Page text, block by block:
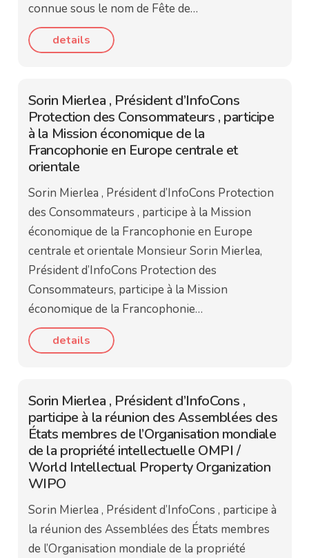
connue sous le nom de Fête de…
details
Sorin Mierlea , Président d’InfoCons
Protection des Consommateurs , participe
à la Mission économique de la
Francophonie en Europe centrale et
orientale
Sorin Mierlea , Président d’InfoCons Protection
des Consommateurs , participe à la Mission
économique de la Francophonie en Europe
centrale et orientale Monsieur Sorin Mierlea,
Président d’InfoCons Protection des
Consommateurs, participe à la Mission
économique de la Francophonie…
details
Sorin Mierlea , Président d’InfoCons ,
participe à la réunion des Assemblées des
États membres de l’Organisation mondiale
de la propriété intellectuelle OMPI /
World Intellectual Property Organization
WIPO
Sorin Mierlea , Président d’InfoCons , participe à
la réunion des Assemblées des États membres
de l’Organisation mondiale de la propriété